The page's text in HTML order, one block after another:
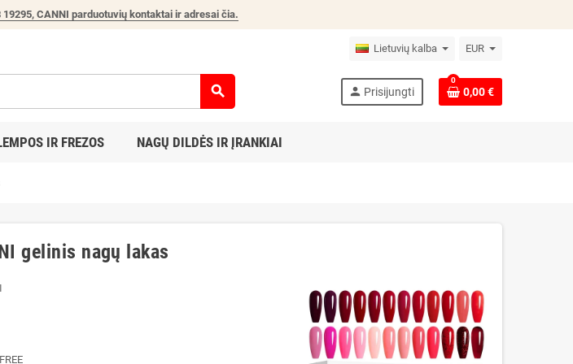
CANNI parduotuvių kontaktai ir adresai čia.
Lietuvių kalba EUR
search person Prisijungti
0
0,00 €
IR FREZOS NAGŲ DILDĖS IR ĮRANKIAI
gelinis nagų lakas